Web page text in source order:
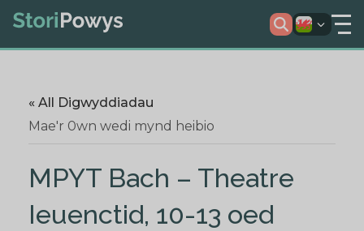
« All Digwyddiadau
Mae'r 0wn wedi mynd heibio
MPYT Bach – Theatre
Ieuenctid, 10-13 oed